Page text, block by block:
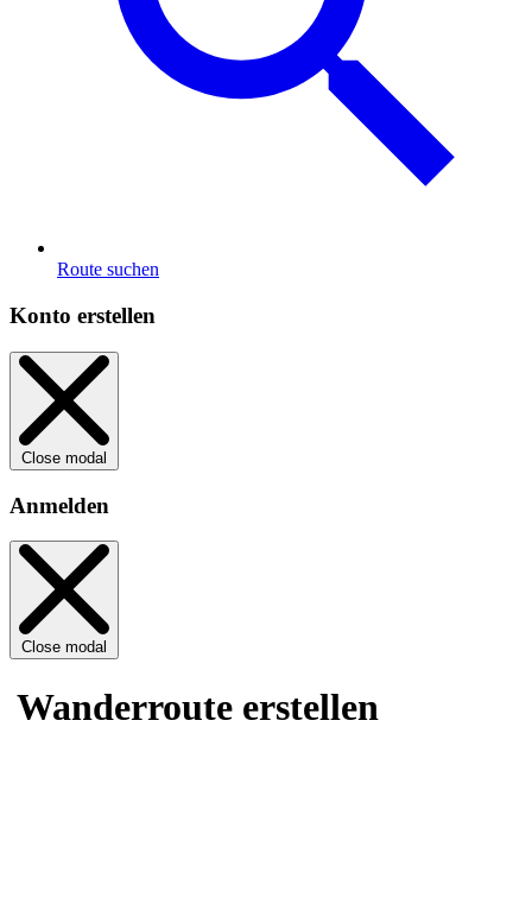
Route suchen
Konto erstellen
Close modal
Anmelden
Close modal
Wanderroute erstellen